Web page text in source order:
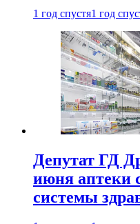
1 год спустя1 год
Депутат ГД
июня аптеки
системы